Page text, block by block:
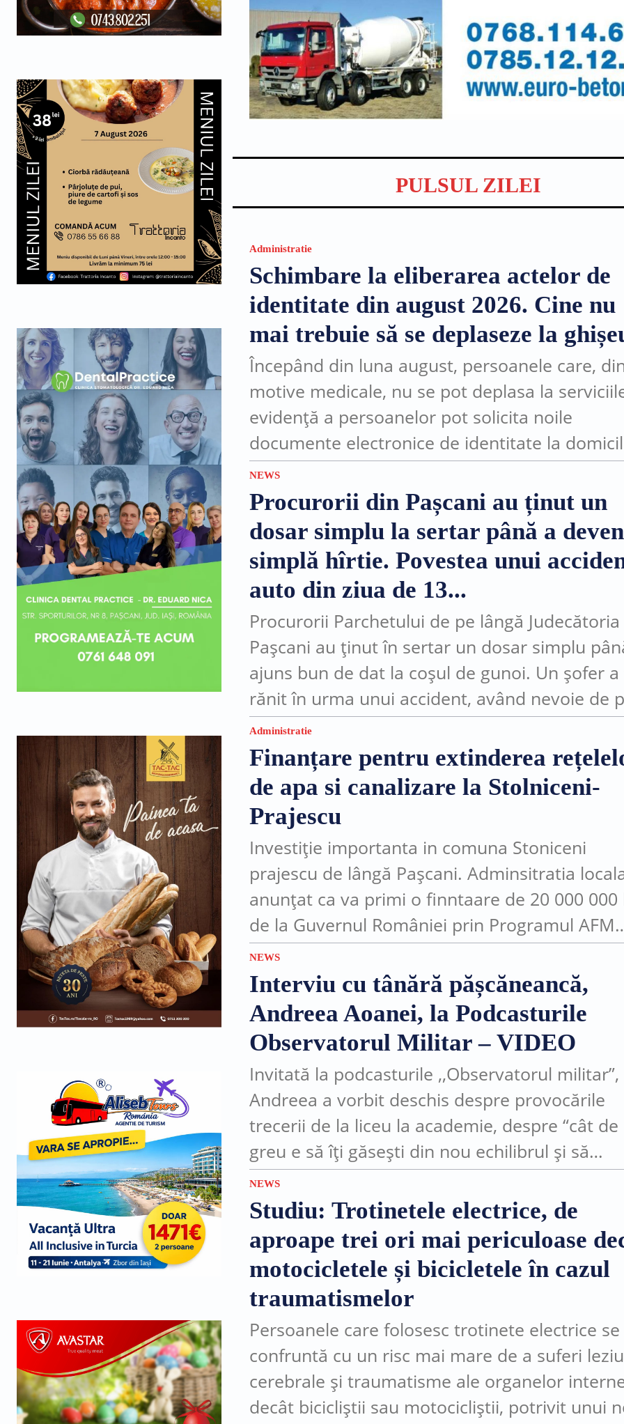
PULSUL ZILEI
Administratie
Schimbare la eliberarea actelor de
identitate din august 2026. Cine nu
mai trebuie să se deplaseze la
Începând din luna august, persoanele care,
motive medicale, nu se pot deplasa la
evidență a persoanelor pot solicita noile
documente electronice de identitate la
sau în locul în care se află. Măsura este
după...
NEWS
Procurorii din Pașcani au ținut un
dosar simplu la sertar până a
simplă hîrtie. Povestea unui
auto din ziua de 13...
Procurorii Parchetului de pe lângă Judecătoria
Pașcani au ținut în sertar un dosar simplu
ajuns bun de dat la coșul de gunoi. Un șofer
rănit în urma unui accident, având nevoie de
trei luni...
Administratie
Finanțare pentru extinderea
de apa si canalizare la Stolniceni-
Prajescu
Investiție importanta in comuna Stoniceni
prajescu de lângă Pașcani. Adminsitratia
anunțat ca va primi o finntaare de 20 000 000
de la Guvernul României prin Programul AFM
pentru extinderea rețelelor de apa si
satul...
NEWS
Interviu cu tânără pășcăneancă,
Andreea Aoanei, la Podcasturile
Observatorul Militar – VIDEO
Invitată la podcasturile ,,Observatorul militar”,
Andreea a vorbit deschis despre provocările
trecerii de la liceu la academie, despre “cât de
greu e să îți găsești din nou echilibrul și să
conștientizezi că un început greu nu
drum...
NEWS
Studiu: Trotinetele electrice, de
aproape trei ori mai periculoase
motocicletele și bicicletele în cazul
traumatismelor
Persoanele care folosesc trotinete electrice se
confruntă cu un risc mai mare de a suferi
cerebrale și traumatisme ale organelor
decât bicicliștii sau motocicliștii, potrivit unui